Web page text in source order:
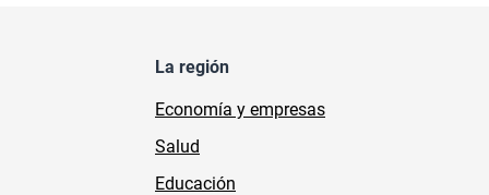
La región
Economía y empresas
Salud
Educación